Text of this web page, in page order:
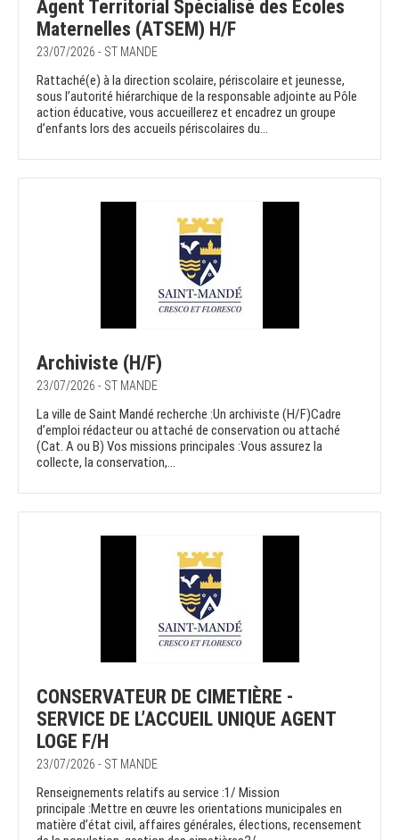
Agent Territorial Spécialisé des Écoles
Maternelles (ATSEM) H/F
23/07/2026 - ST MANDE
Rattaché(e) à la direction scolaire, périscolaire et jeunesse,
sous l’autorité hiérarchique de la responsable adjointe au Pôle
action éducative, vous accueillerez et encadrez un groupe
d’enfants lors des accueils périscolaires du...
Archiviste (H/F)
23/07/2026 - ST MANDE
La ville de Saint Mandé recherche :Un archiviste (H/F)Cadre
d’emploi rédacteur ou attaché de conservation ou attaché
(Cat. A ou B) Vos missions principales :Vous assurez la
collecte, la conservation,...
CONSERVATEUR DE CIMETIÈRE -
SERVICE DE L’ACCUEIL UNIQUE AGENT
LOGE F/H
23/07/2026 - ST MANDE
Renseignements relatifs au service :1/ Mission
principale :Mettre en œuvre les orientations municipales en
matière d’état civil, affaires générales, élections, recensement